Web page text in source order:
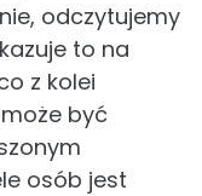
odczytujemy
to na
z kolei
być
osób jest